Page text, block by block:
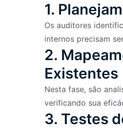
1.
Os auditores
internos precisam
2.
Existentes
Nesta fase, são
verificando sua
3. Testes